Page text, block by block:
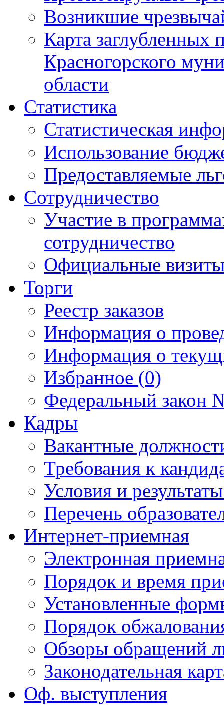
Возникшие
Карта
Красногорского
области
Статистика
Статистическая
Использование
Предоставляемые
Сотрудничество
Участие в
сотрудничество
Официальные
Торги
Реестр заказов
Информация о
Информация о
Избранное (0)
Федеральный закон
Кадры
Вакантные
Требования к
Условия и
Перечень
Интернет-приемная
Электронная
Порядок и время
Установленные
Порядок
Обзоры обращений
Законодательная
Оф. выступления